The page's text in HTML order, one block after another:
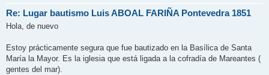
Re: Lugar bautismo Luis ABOAL FARIÑA Pontevedra 1851
Hola, de nuevo
Estoy prácticamente segura que fue bautizado en la Basílica de Santa
María la Mayor. Es la iglesia que está ligada a la cofradía de Mareantes (
gentes del mar).